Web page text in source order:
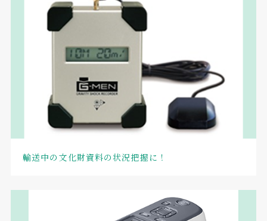
輸送中の文化財資料の状況把握に！